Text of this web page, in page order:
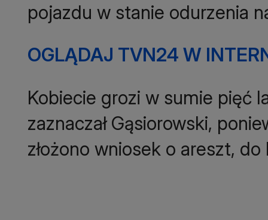
pojazdu w stanie odurzenia
OGLĄDAJ TVN24 W
Kobiecie grozi w sumie pięć
zaznaczał Gąsiorowski,
złożono wniosek o areszt,